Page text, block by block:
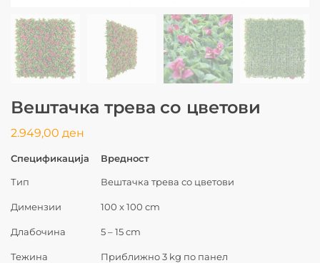
Вештачка трева со цветови
2.949,00 ден
Спецификација Вредност
Тип Вештачка трева со цветови
Димензии 100 x 100 cm
Длабочина 5 – 15 cm
Тежина Приближно 3 kg по панел